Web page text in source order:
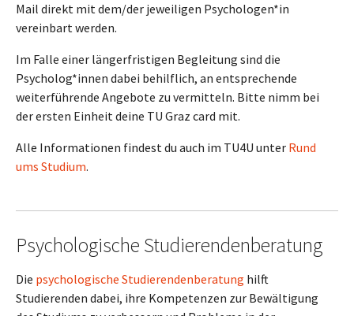
Mail direkt mit dem/der jeweiligen Psychologen*in
vereinbart werden.
Im Falle einer längerfristigen Begleitung sind die
Psycholog*innen dabei behilflich, an entsprechende
weiterführende Angebote zu vermitteln. Bitte nimm bei
der ersten Einheit deine TU Graz card mit.
Alle Informationen findest du auch im TU4U unter Rund
ums Studium.
Psychologische Studierendenberatung
Die psychologische Studierendenberatung hilft
Studierenden dabei, ihre Kompetenzen zur Bewältigung